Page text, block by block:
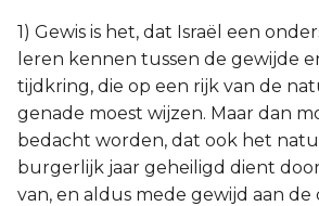
1) Gewis is het, dat Israël een
leren kennen tussen de gewijde
tijdkring, die op een rijk van de
genade moest wijzen. Maar dan
bedacht worden, dat ook het
burgerlijk jaar geheiligd dient
van, en aldus mede gewijd aan de